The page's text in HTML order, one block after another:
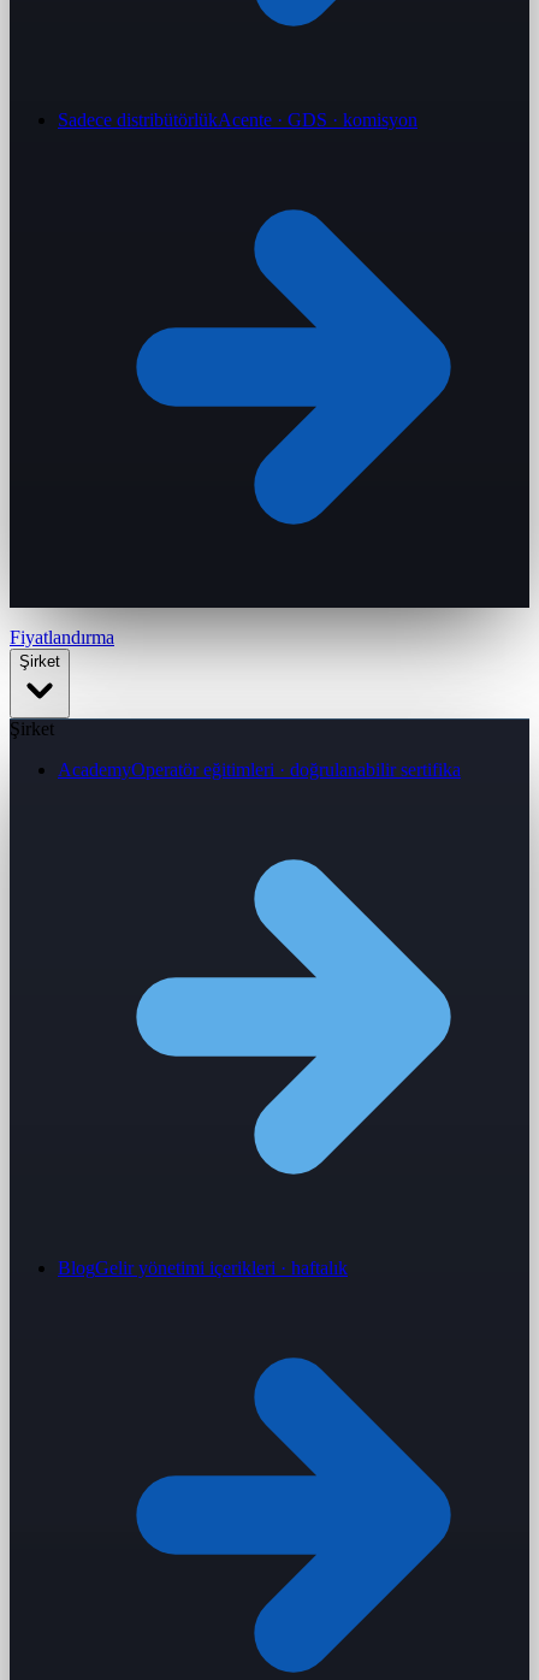
Sadece distribütörlükAcente · GDS · komisyon
Fiyatlandırma
Şirket
Şirket
AcademyOperatör eğitimleri · doğrulanabilir sertifika
BlogGelir yönetimi içerikleri · haftalık